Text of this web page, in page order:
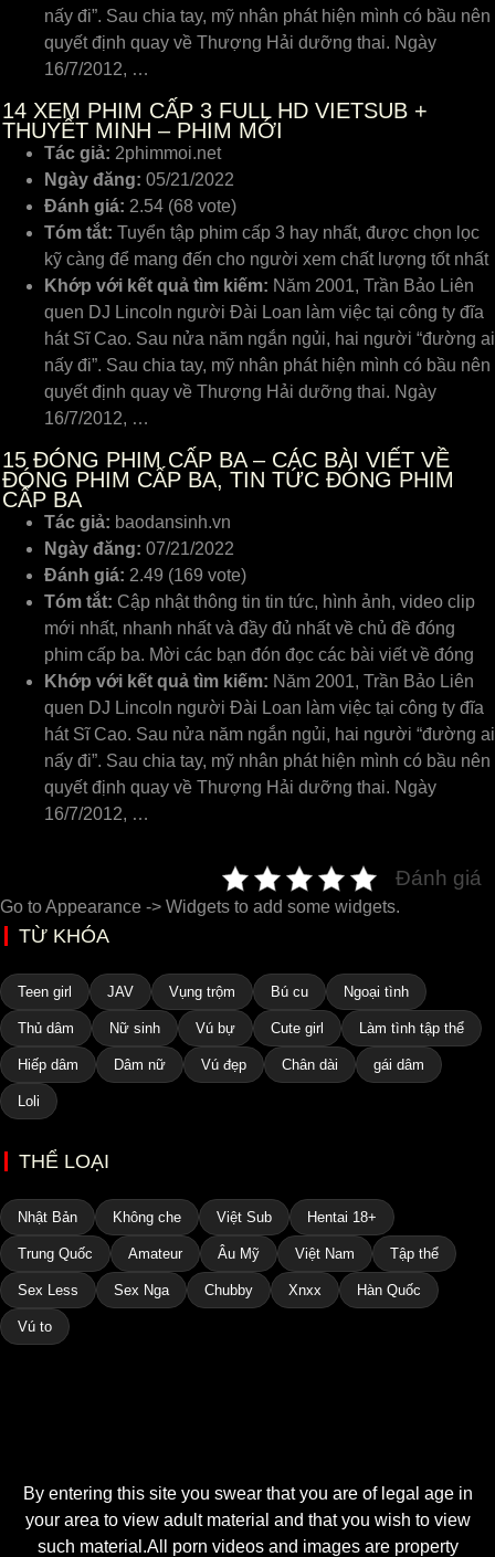
nấy đi”. Sau chia tay, mỹ nhân phát hiện mình có bầu nên
quyết định quay về Thượng Hải dưỡng thai. Ngày
16/7/2012, …
14 XEM PHIM CẤP 3 FULL HD VIETSUB +
THUYẾT MINH – PHIM MỚI
Tác giả: 2phimmoi.net
Ngày đăng: 05/21/2022
Đánh giá: 2.54 (68 vote)
Tóm tắt: Tuyển tập phim cấp 3 hay nhất, được chọn lọc
kỹ càng để mang đến cho người xem chất lượng tốt nhất
Khớp với kết quả tìm kiếm: Năm 2001, Trần Bảo Liên
quen DJ Lincoln người Đài Loan làm việc tại công ty đĩa
hát Sĩ Cao. Sau nửa năm ngắn ngủi, hai người “đường ai
nấy đi”. Sau chia tay, mỹ nhân phát hiện mình có bầu nên
quyết định quay về Thượng Hải dưỡng thai. Ngày
16/7/2012, …
15 ĐÓNG PHIM CẤP BA – CÁC BÀI VIẾT VỀ
ĐÓNG PHIM CẤP BA, TIN TỨC ĐÓNG PHIM
CẤP BA
Tác giả: baodansinh.vn
Ngày đăng: 07/21/2022
Đánh giá: 2.49 (169 vote)
Tóm tắt: Cập nhật thông tin tin tức, hình ảnh, video clip
mới nhất, nhanh nhất và đầy đủ nhất về chủ đề đóng
phim cấp ba. Mời các bạn đón đọc các bài viết về đóng
Khớp với kết quả tìm kiếm: Năm 2001, Trần Bảo Liên
quen DJ Lincoln người Đài Loan làm việc tại công ty đĩa
hát Sĩ Cao. Sau nửa năm ngắn ngủi, hai người “đường ai
nấy đi”. Sau chia tay, mỹ nhân phát hiện mình có bầu nên
quyết định quay về Thượng Hải dưỡng thai. Ngày
16/7/2012, …
Đánh giá
Go to Appearance -> Widgets to add some widgets.
TỪ KHÓA
Teen girl JAV Vụng trộm Bú cu Ngoại tình
Thủ dâm Nữ sinh Vú bự Cute girl Làm tình tập thể
Hiếp dâm Dâm nữ Vú đẹp Chân dài gái dâm
Loli
THỂ LOẠI
Nhật Bản Không che Việt Sub Hentai 18+
Trung Quốc Amateur Âu Mỹ Việt Nam Tập thể
Sex Less Sex Nga Chubby Xnxx Hàn Quốc
Vú to
By entering this site you swear that you are of legal age in
your area to view adult material and that you wish to view
such material.All porn videos and images are property